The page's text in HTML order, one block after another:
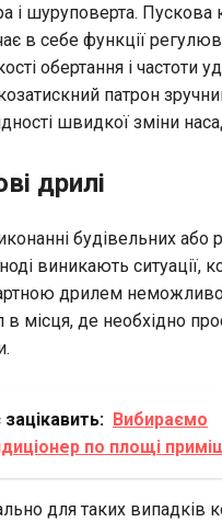
і шуруповерта. Пускова
в себе функції
обертання і частоти
патрон
швидкої зміни
дрилі
будівельних або
виникають ситуації,
дрилем
в місця, де необхідно
зацікавить: Вибираємо
по площі
для таких випадків